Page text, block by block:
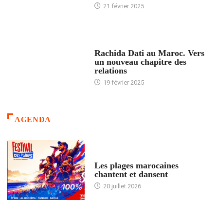
21 février 2025
Rachida Dati au Maroc. Vers
un nouveau chapitre des
relations
19 février 2025
AGENDA
Les plages marocaines
chantent et dansent
20 juillet 2026